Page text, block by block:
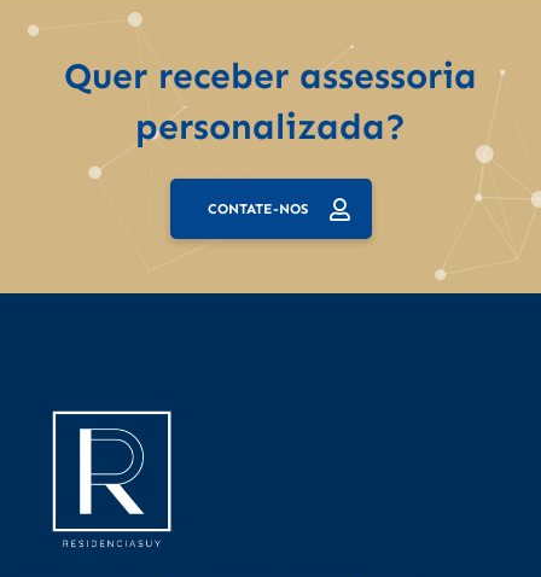
Quer receber assessoria
personalizada?
CONTATE-NOS